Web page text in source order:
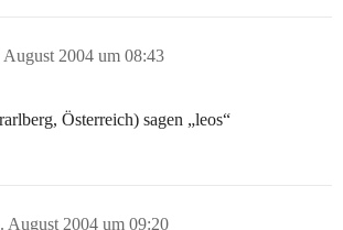
August 2004 um 08:43
Österreich) sagen „leos“
August 2004 um 09:20